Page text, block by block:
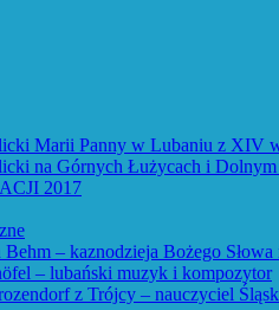
Marii Panny w Lubaniu z XIV
na Górnych Łużycach i Dolnym
2017
– kaznodzieja Bożego
– lubański muzyk i kompozytor
z Trójcy – nauczyciel